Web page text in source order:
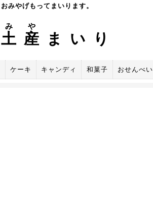
おみやげもってまいります。
土
み
産
や
まいり
ケーキ キャンディ 和菓子 おせんべい